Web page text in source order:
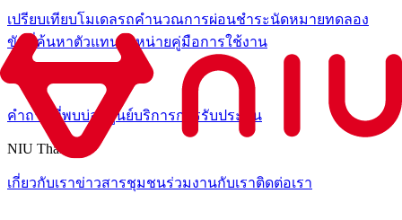
เปรียบเทียบโมเดลรถคำนวณการผ่อนชำระนัดหมายทดลอง
ขับขี่ค้นหาตัวแทนจำหน่ายคู่มือการใช้งาน
คำถามที่พบบ่อย ศูนย์บริการการรับประกัน
NIU Thailand
เกี่ยวกับเราข่าวสารชุมชนร่วมงานกับเราติดต่อเรา